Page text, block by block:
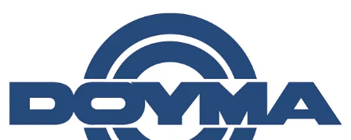
kundenorientiertes Servicedenken sind nur einige der
Leistungen, die den exzellenten Ruf des Unternehmens
begründen.
DOYMA beschäftigt 260 Mitarbeiter in Produktion,